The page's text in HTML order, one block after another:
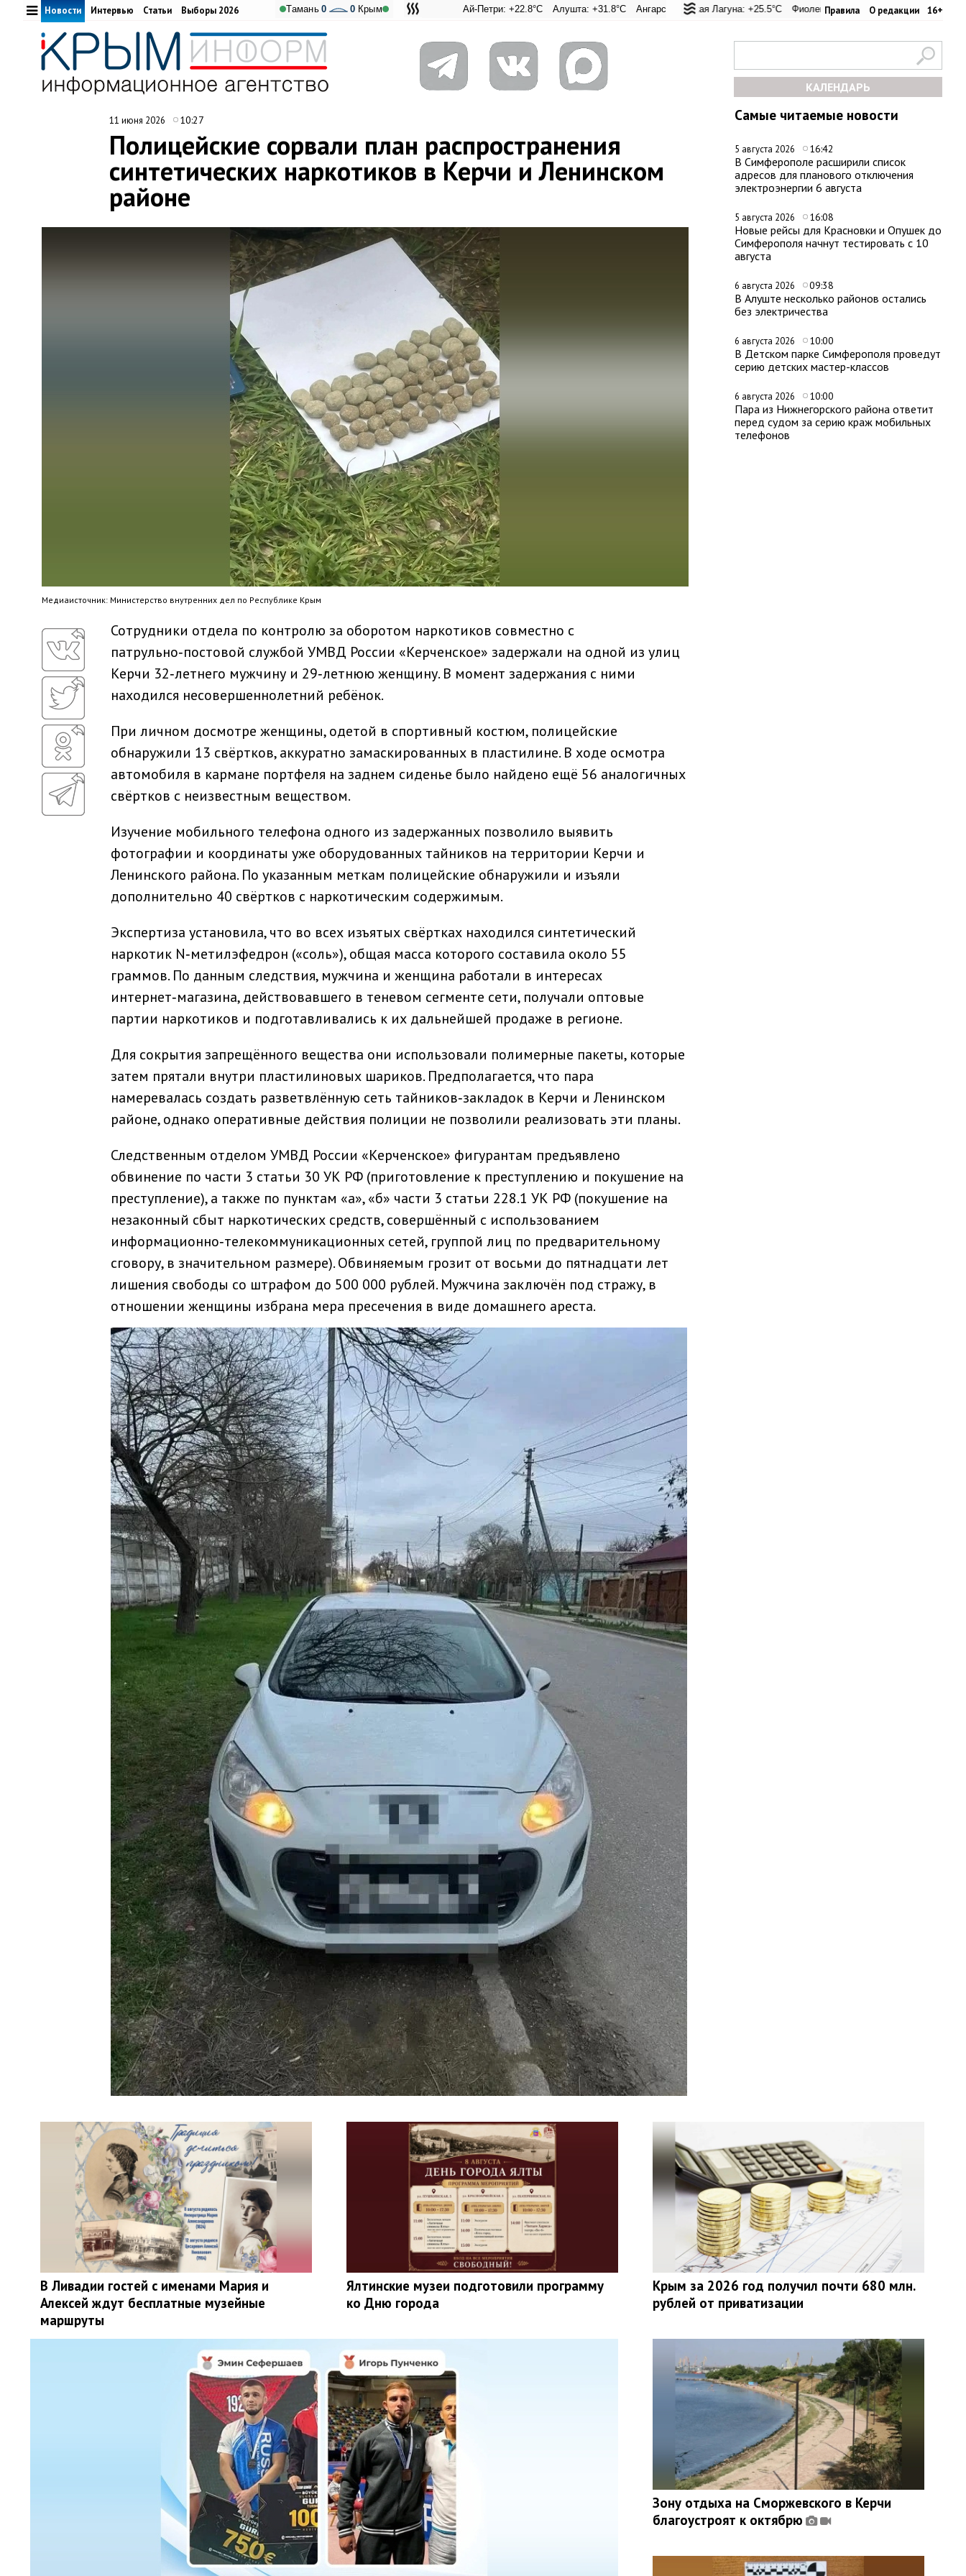
Правила О редакции 16+
Адмиральская Лагуна: +25.5°C Фиолент: +25.8°C Казачья бухта: +25.7°C
Ай-Петри: +22.8°C Алушта: +31.8°C Ангарский перевал: +27.8°C Евпатория: +33.8°C Керчь: +31.6°C Никитский сад:
Тамань 0 0 Крым
Новости Интервью Статьи Выборы 2026
КАЛЕНДАРЬ
Самые читаемые новости
5 августа 2026 16:42
В Симферополе расширили список
адресов для планового отключения
электроэнергии 6 августа
5 августа 2026 16:08
Новые рейсы для Красновки и Опушек до
Симферополя начнут тестировать с 10
августа
6 августа 2026 09:38
В Алуште несколько районов остались
без электричества
6 августа 2026 10:00
В Детском парке Симферополя проведут
серию детских мастер-классов
6 августа 2026 10:00
Пара из Нижнегорского района ответит
перед судом за серию краж мобильных
телефонов
11 июня 2026 10:27
Полицейские сорвали план распространения
синтетических наркотиков в Керчи и Ленинском
районе
Медиaисточник: Министерство внутренних дел по Республике Крым
Сотрудники отдела по контролю за оборотом наркотиков совместно с
патрульно‑постовой службой УМВД России «Керченское» задержали на одной из улиц
Керчи 32‑летнего мужчину и 29‑летнюю женщину. В момент задержания с ними
находился несовершеннолетний ребёнок.
При личном досмотре женщины, одетой в спортивный костюм, полицейские
обнаружили 13 свёртков, аккуратно замаскированных в пластилине. В ходе осмотра
автомобиля в кармане портфеля на заднем сиденье было найдено ещё 56 аналогичных
свёртков с неизвестным веществом.
Изучение мобильного телефона одного из задержанных позволило выявить
фотографии и координаты уже оборудованных тайников на территории Керчи и
Ленинского района. По указанным меткам полицейские обнаружили и изъяли
дополнительно 40 свёртков с наркотическим содержимым.
Экспертиза установила, что во всех изъятых свёртках находился синтетический
наркотик N‑метилэфедрон («соль»), общая масса которого составила около 55
граммов. По данным следствия, мужчина и женщина работали в интересах
интернет‑магазина, действовавшего в теневом сегменте сети, получали оптовые
партии наркотиков и подготавливались к их дальнейшей продаже в регионе.
Для сокрытия запрещённого вещества они использовали полимерные пакеты, которые
затем прятали внутри пластилиновых шариков. Предполагается, что пара
намеревалась создать разветвлённую сеть тайников‑закладок в Керчи и Ленинском
районе, однако оперативные действия полиции не позволили реализовать эти планы.
Следственным отделом УМВД России «Керченское» фигурантам предъявлено
обвинение по части 3 статьи 30 УК РФ (приготовление к преступлению и покушение на
преступление), а также по пунктам «а», «б» части 3 статьи 228.1 УК РФ (покушение на
незаконный сбыт наркотических средств, совершённый с использованием
информационно‑телекоммуникационных сетей, группой лиц по предварительному
сговору, в значительном размере). Обвиняемым грозит от восьми до пятнадцати лет
лишения свободы со штрафом до 500 000 рублей. Мужчина заключён под стражу, в
отношении женщины избрана мера пресечения в виде домашнего ареста.
В Ливадии гостей с именами Мария и
Алексей ждут бесплатные музейные
маршруты
Ялтинские музеи подготовили программу
ко Дню города
Крым за 2026 год получил почти 680 млн.
рублей от приватизации
Зону отдыха на Сморжевского в Керчи
благоустроят к октябрю